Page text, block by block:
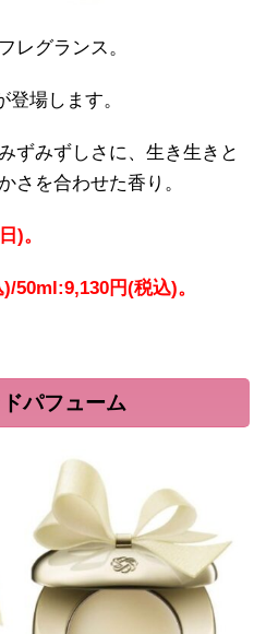
レグランス。
登場します。
ずみずしさに、生き生きと
さを合わせた香り。
)。
50ml:9,130円(税込)。
パフューム